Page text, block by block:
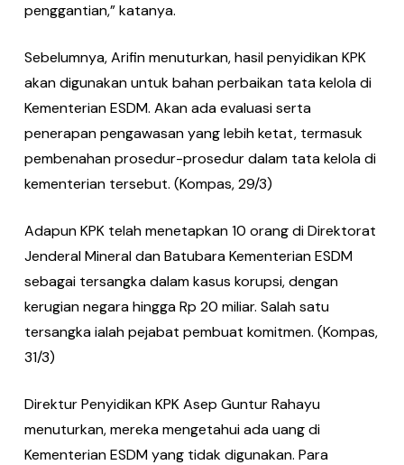
penggantian,” katanya.
Sebelumnya, Arifin menuturkan, hasil penyidikan KPK
akan digunakan untuk bahan perbaikan tata kelola di
Kementerian ESDM. Akan ada evaluasi serta
penerapan pengawasan yang lebih ketat, termasuk
pembenahan prosedur-prosedur dalam tata kelola di
kementerian tersebut. (Kompas, 29/3)
Adapun KPK telah menetapkan 10 orang di Direktorat
Jenderal Mineral dan Batubara Kementerian ESDM
sebagai tersangka dalam kasus korupsi, dengan
kerugian negara hingga Rp 20 miliar. Salah satu
tersangka ialah pejabat pembuat komitmen. (Kompas,
31/3)
Direktur Penyidikan KPK Asep Guntur Rahayu
menuturkan, mereka mengetahui ada uang di
Kementerian ESDM yang tidak digunakan. Para